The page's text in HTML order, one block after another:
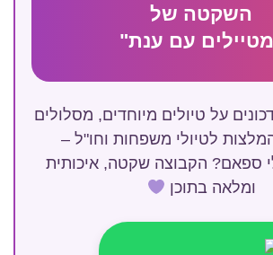
השקטה של
עם ענת"
על טיולים מיוחדים, מסלולים
לטיולי משפחות וחו"ל –
ספאם? הקבוצה שקטה, איכותית
ומלאה בתוכן